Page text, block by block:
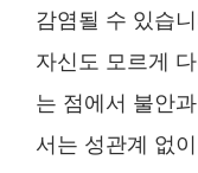
감염될 수 있습
자신도 모르게
는 점에서 불안
서는 성관계 없